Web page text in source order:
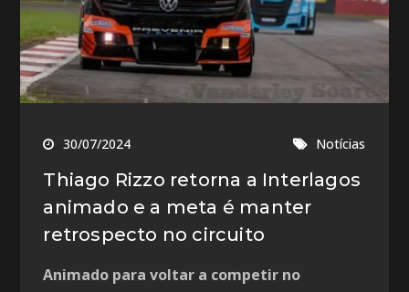
30/07/2024 Notícias
Thiago Rizzo retorna a Interlagos
animado e a meta é manter
retrospecto no circuito
Animado para voltar a competir no